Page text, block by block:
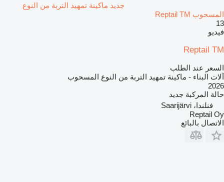
جديد ماكينة تمهيد التربة من النوع
المسحوب Reptail TM
13
فيديو
Reptail TM
السعر عند الطلب
آلات البناء - ماكينة تمهيد التربة من النوع المسحوب
2026
حالة المركبة جديد
فنلندا، Saarijärvi
Reptail Oy
الاتصال بالبائع